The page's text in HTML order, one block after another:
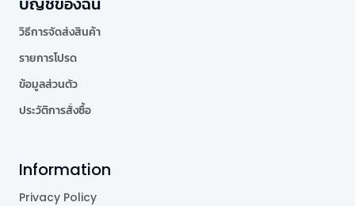
วิธีการจัดส่งสินค้า
รายการโปรด
ข้อมูลส่วนตัว
ประวัติการสั่งซื้อ
Information
Privacy Policy